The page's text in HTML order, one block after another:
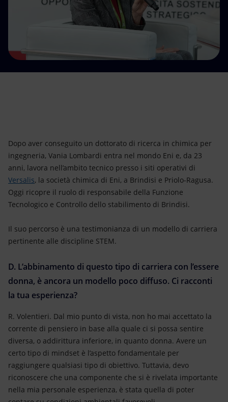
Dopo aver conseguito un dottorato di ricerca in chimica per
ingegneria, Vania Lombardi entra nel mondo Eni e, da 23
anni, lavora nell’ambito tecnico presso i siti operativi di
Versalis, la società chimica di Eni, a Brindisi e Priolo-Ragusa.
Oggi ricopre il ruolo di responsabile della Funzione
Tecnologico e Controllo dello stabilimento di Brindisi.
Il suo percorso è una testimonianza di un modello di carriera
pertinente alle discipline STEM.
D. L’abbinamento di questo tipo di carriera con l’essere
donna, è ancora un modello poco diffuso. Ci racconti
la tua esperienza?
R. Volentieri. Dal mio punto di vista, non ho mai accettato la
corrente di pensiero in base alla quale ci si possa sentire
diversa, o addirittura inferiore, in quanto donna. Avere un
certo tipo di mindset è l’aspetto fondamentale per
raggiungere qualsiasi tipo di obiettivo. Tuttavia, devo
riconoscere che una componente che si è rivelata importante
nella mia personale esperienza, è stata quella di poter